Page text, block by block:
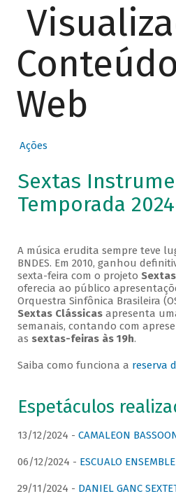
Web
Ações
Sextas
Temporada 2024
A música erudita sempre teve
BNDES. Em 2010, ganhou
sexta-feira com o projeto
oferecia ao público
Orquestra Sinfônica Brasileira
Sextas Clássicasapresenta
semanais, contando com
as sextas-feiras às 19h.
Saiba como funciona a reserva
Espetáculos
13/12/2024 - CAMALEON
06/12/2024 - ESCUALO
29/11/2024 - DANIEL GANC